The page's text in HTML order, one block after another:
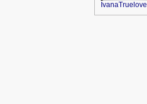
IvanaTruelove